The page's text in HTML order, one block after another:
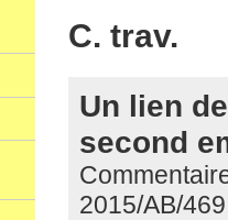
C. trav.
Un lien
second
2015/AB/469